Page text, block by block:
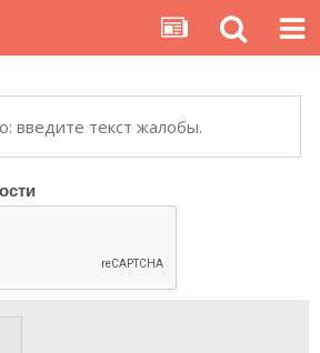
введите текст жалобы.